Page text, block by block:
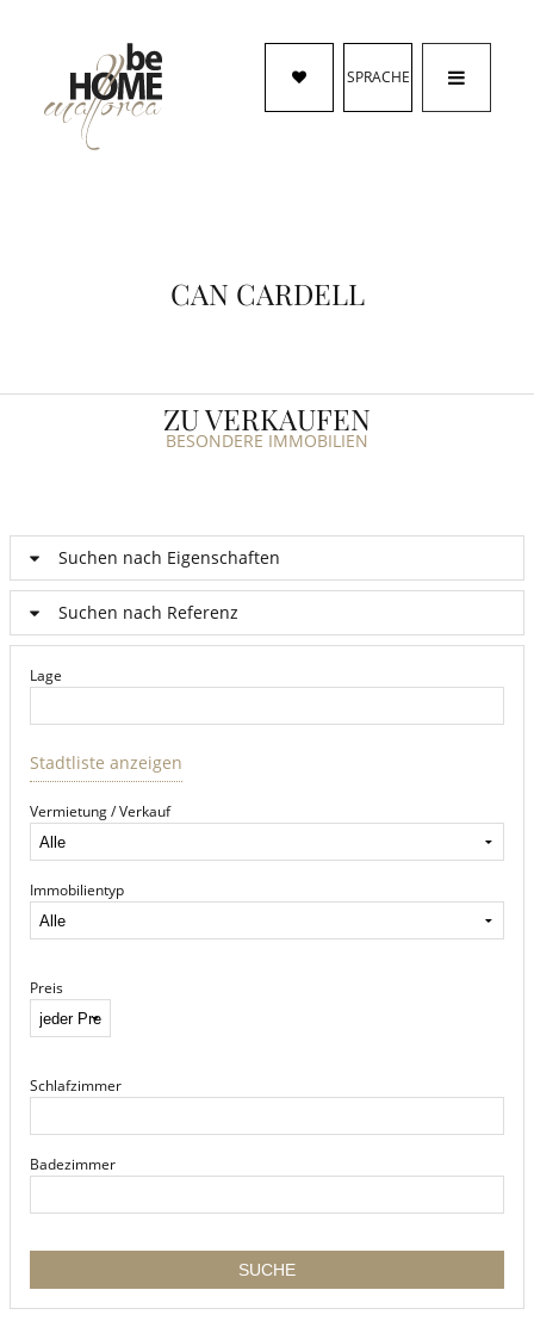
SPRACHE
CAN CARDELL
ZU VERKAUFEN
BESONDERE IMMOBILIEN
Suchen nach Eigenschaften
Suchen nach Referenz
Lage
Stadtliste anzeigen
Vermietung / Verkauf
Immobilientyp
Preis
Schlafzimmer
Badezimmer